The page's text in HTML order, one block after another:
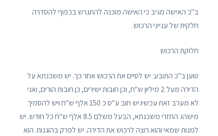
ב"כ האישה מגיב כי האישה מוכנה להתגרש בכפוף להסדרה
חלקית של ענייני הרכוש.
חלוקת הרכוש
טוען ב"כ התובע: יש לסיים את הרכוש אחר כך. יש משכנתא על
הדירה מעל 2 מיליון ש"ח, וכן חובות ישירים, כן חובות הורים, ואני
לא מערב זאת עכשיו.יש חוב ע"ס כ 150 אלף ש"ח ויש להסמיך
מישהו. החזרי משכנתא, הבעל משלם 8.5 אלף ש"ח כל חודש. יש
למנות שמאי והוא רוצה לרכוש את הדירה. יש לפרק בהוגנות. הוא